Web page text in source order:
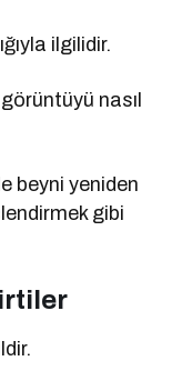
ilgilidir.
nasıl
beyni yeniden
gibi